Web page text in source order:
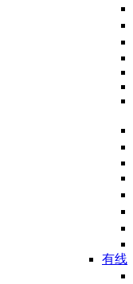
有线